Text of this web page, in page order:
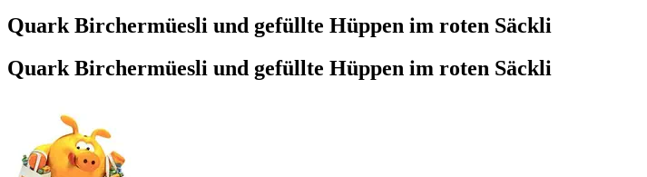
Quark Birchermüesli und gefüllte Hüppen im roten Säckli
Quark Birchermüesli und gefüllte Hüppen im roten Säckli